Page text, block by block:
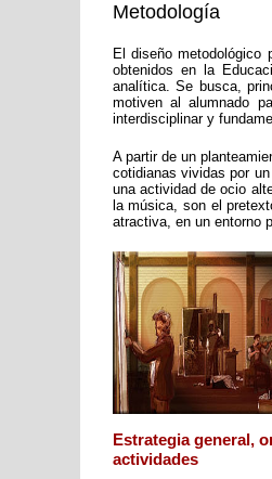
Metodología
El diseño metodológico
obtenidos en la
analítica. Se busca,
motiven al alumnado
interdisciplinar y
A partir de un
cotidianas vividas por
una actividad de ocio
la música, son el
atractiva, en un entorno
Estrategia general,
actividades